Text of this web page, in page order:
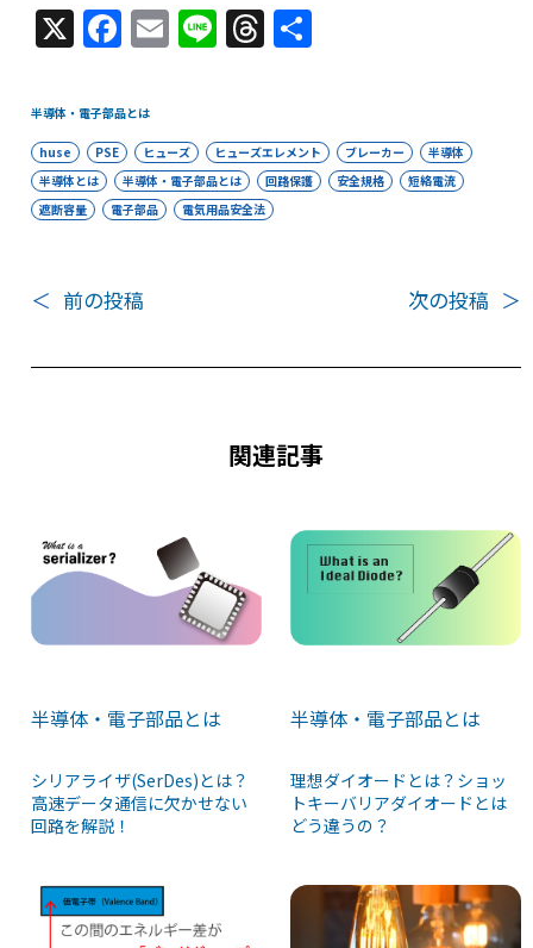
X F
a
c
e
b
o
k
E
m
l
Li
n
T
h
a
d
s
半導体・電子部品とは
huse PSE ヒューズ ヒューズエレメント ブレーカー
半導体
半導体とは
半導体・電子部品とは 回路保護 安全規格
短絡電流
遮断容量
電子部品 電気用品安全法
＜ 前の投稿 次の投稿 ＞
関連記事
半導体・電子部品とは
シリアライザ(SerDes)とは？
高速データ通信に欠かせない
回路を解説！
半導体・電子部品とは
理想ダイオードとは？ショッ
トキーバリアダイオードとは
どう違うの？